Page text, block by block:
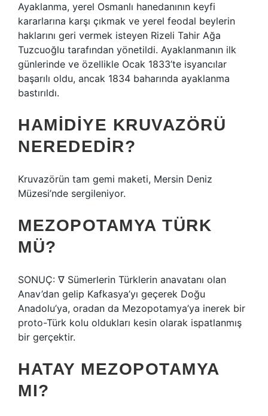
Ayaklanma, yerel Osmanlı hanedanının keyfi
kararlarına karşı çıkmak ve yerel feodal beylerin
haklarını geri vermek isteyen Rizeli Tahir Ağa
Tuzcuoğlu tarafından yönetildi. Ayaklanmanın ilk
günlerinde ve özellikle Ocak 1833’te isyancılar
başarılı oldu, ancak 1834 baharında ayaklanma
bastırıldı.
HAMIDIYE KRUVAZÖRÜ
NEREDEDIR?
Kruvazörün tam gemi maketi, Mersin Deniz
Müzesi’nde sergileniyor.
MEZOPOTAMYA TÜRK
MÜ?
SONUÇ: ∇ Sümerlerin Türklerin anavatanı olan
Anav’dan gelip Kafkasya’yı geçerek Doğu
Anadolu’ya, oradan da Mezopotamya’ya inerek bir
proto-Türk kolu oldukları kesin olarak ispatlanmış
bir gerçektir.
HATAY MEZOPOTAMYA
MI?